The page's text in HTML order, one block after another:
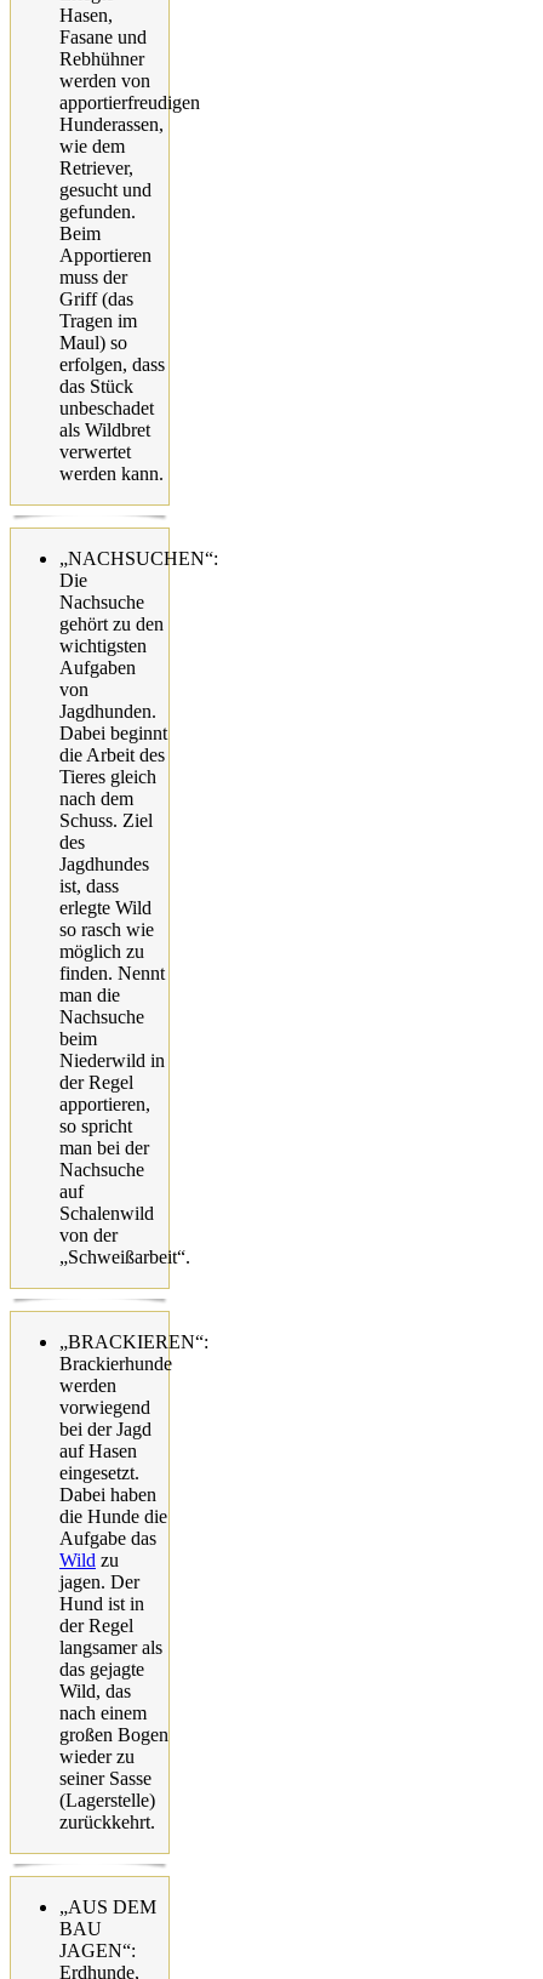
Hasen,
Fasane und
Rebhühner
werden von
apportierfreudigen
Hunderassen,
wie dem
Retriever,
gesucht und
gefunden.
Beim
Apportieren
muss der
Griff (das
Tragen im
Maul) so
erfolgen, dass
das Stück
unbeschadet
als Wildbret
verwertet
werden kann.
„NACHSUCHEN“:
Die
Nachsuche
gehört zu den
wichtigsten
Aufgaben
von
Jagdhunden.
Dabei beginnt
die Arbeit des
Tieres gleich
nach dem
Schuss. Ziel
des
Jagdhundes
ist, dass
erlegte Wild
so rasch wie
möglich zu
finden. Nennt
man die
Nachsuche
beim
Niederwild in
der Regel
apportieren,
so spricht
man bei der
Nachsuche
auf
Schalenwild
von der
„Schweißarbeit“.
„BRACKIEREN“:
Brackierhunde
werden
vorwiegend
bei der Jagd
auf Hasen
eingesetzt.
Dabei haben
die Hunde die
Aufgabe das
Wild zu
jagen. Der
Hund ist in
der Regel
langsamer als
das gejagte
Wild, das
nach einem
großen Bogen
wieder zu
seiner Sasse
(Lagerstelle)
zurückkehrt.
„AUS DEM
BAU
JAGEN“:
Erdhunde,